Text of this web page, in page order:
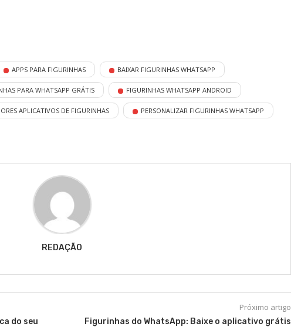
APPS PARA FIGURINHAS BAIXAR FIGURINHAS WHATSAPP
PARA WHATSAPP GRÁTIS FIGURINHAS WHATSAPP ANDROID
APLICATIVOS DE FIGURINHAS PERSONALIZAR FIGURINHAS WHATSAPP
REDAÇÃO
do seu
Próximo artigo
Figurinhas do WhatsApp: Baixe o aplicativo grátis